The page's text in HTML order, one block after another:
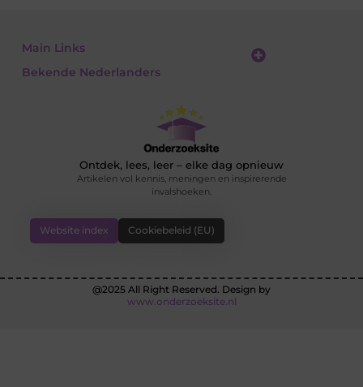
Main Links
Bekende Nederlanders
Ontdek, lees, leer – elke dag opnieuw
Artikelen vol kennis, meningen en inspirerende
invalshoeken.
Website index Cookiebeleid (EU)
@2025 All Right Reserved. Design by
www.onderzoeksite.nl